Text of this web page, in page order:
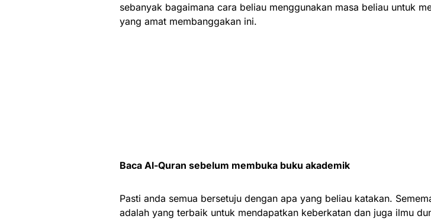
sebanyak bagaimana cara beliau menggunakan masa beliau untuk
yang amat membanggakan ini.
Baca Al-Quran sebelum membuka buku akademik
Pasti anda semua bersetuju dengan apa yang beliau katakan.
adalah yang terbaik untuk mendapatkan keberkatan dan juga ilmu